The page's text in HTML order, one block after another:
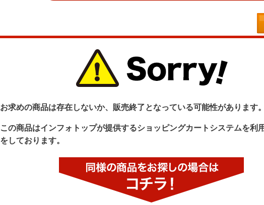
お求めの商品は存在しないか、販売終了となっている可能性があります。
この商品はインフォトップが提供するショッピングカートシステムを利
をしております。